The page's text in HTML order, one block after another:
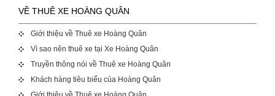
VỀ THUÊ XE HOÀNG QUÂN
Giới thiệu về Thuê xe Hoàng Quân
Vì sao nên thuê xe tại Xe Hoàng Quân
Truyền thông nói về Thuê xe Hoàng Quân
Khách hàng tiêu biểu của Hoàng Quân